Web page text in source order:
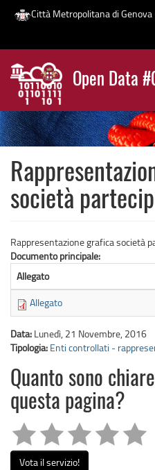
Salta
contenuto
principale
Città Metropolitana di Genova
Open Data
News
società
Rappresentazione grafica società
Documento principale:
Allegato
Allegato
Data: Lunedì, 21 Novembre, 2016
Tipologia: Enti controllati -
Quanto sono
questa pagina?
Vota il servizio!